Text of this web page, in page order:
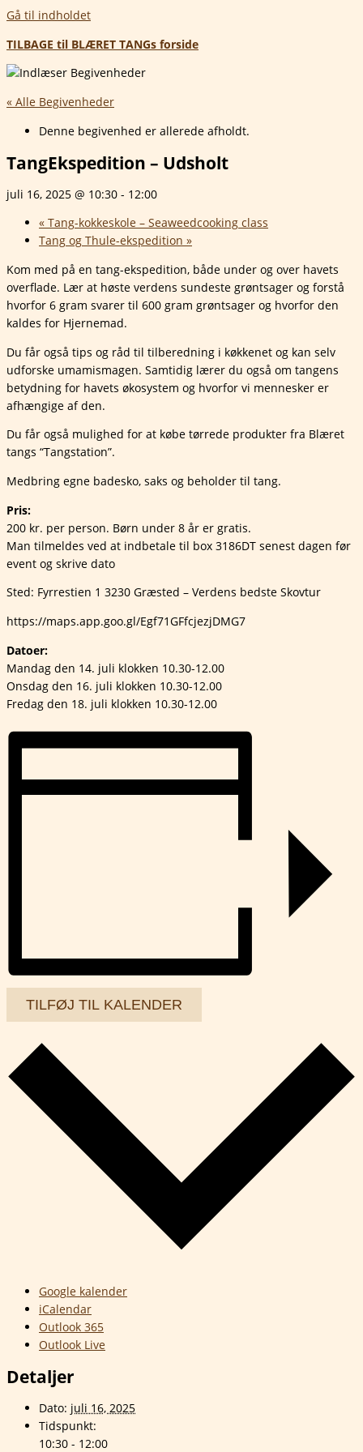
Gå til indholdet
TILBAGE til BLÆRET TANGs forside
« Alle Begivenheder
Denne begivenhed er allerede afholdt.
TangEkspedition – Udsholt
juli 16, 2025 @ 10:30 - 12:00
« Tang-kokkeskole – Seaweedcooking class
Tang og Thule-ekspedition »
Kom med på en tang-ekspedition, både under og over havets
overflade. Lær at høste verdens sundeste grøntsager og forstå
hvorfor 6 gram svarer til 600 gram grøntsager og hvorfor den
kaldes for Hjernemad.
Du får også tips og råd til tilberedning i køkkenet og kan selv
udforske umamismagen. Samtidig lærer du også om tangens
betydning for havets økosystem og hvorfor vi mennesker er
afhængige af den.
Du får også mulighed for at købe tørrede produkter fra Blæret
tangs “Tangstation”.
Medbring egne badesko, saks og beholder til tang.
Pris:
200 kr. per person. Børn under 8 år er gratis.
Man tilmeldes ved at indbetale til box 3186DT senest dagen før
event og skrive dato
Sted: Fyrrestien 1 3230 Græsted – Verdens bedste Skovtur
https://maps.app.goo.gl/Egf71GFfcjezjDMG7
Datoer:
Mandag den 14. juli klokken 10.30-12.00
Onsdag den 16. juli klokken 10.30-12.00
Fredag den 18. juli klokken 10.30-12.00
TILFØJ TIL KALENDER
Google kalender
iCalendar
Outlook 365
Outlook Live
Detaljer
Dato: juli 16, 2025
Tidspunkt:
10:30 - 12:00